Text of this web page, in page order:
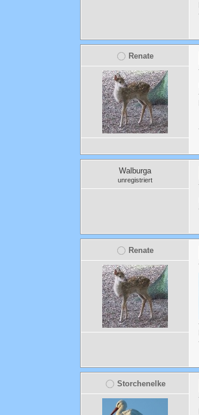
Renate
Walburga
unregistriert
Renate
Storchenelke